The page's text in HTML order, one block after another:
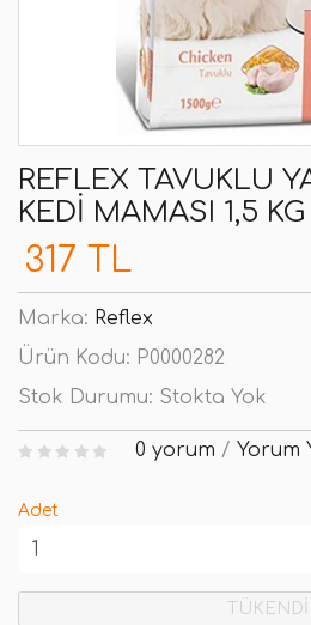
REFLEX TAVUKLU
KEDI MAMASI 1,5 KG
317 TL
Marka: Reflex
Ürün Kodu: P0000282
Stok Durumu: Stokta Yok
0 yorum / Yorum
Adet
TÜKENDİ